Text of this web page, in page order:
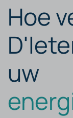
Hoe
uw